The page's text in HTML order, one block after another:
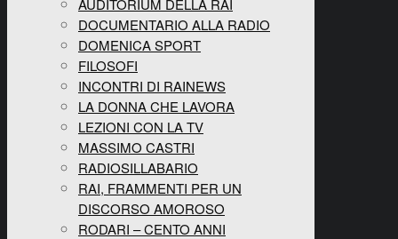
AUDITORIUM DELLA RAI
DOCUMENTARIO ALLA RADIO
DOMENICA SPORT
FILOSOFI
INCONTRI DI RAINEWS
LA DONNA CHE LAVORA
LEZIONI CON LA TV
MASSIMO CASTRI
RADIOSILLABARIO
RAI, FRAMMENTI PER UN
DISCORSO AMOROSO
RODARI – CENTO ANNI